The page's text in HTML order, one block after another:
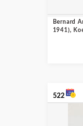
Bernard
1941),
522